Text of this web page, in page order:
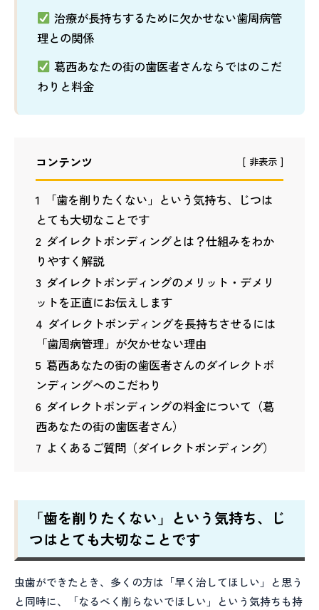
治療が長持ちするために欠かせない歯周病管
理との関係
葛西あなたの街の歯医者さんならではのこだ
わりと料金
コンテンツ 非表示
1
「歯を削りたくない」という気持ち、じつは
とても大切なことです
2 ダイレクトボンディングとは？仕組みをわか
りやすく解説
3 ダイレクトボンディングのメリット・デメリ
ットを正直にお伝えします
4 ダイレクトボンディングを長持ちさせるには
「歯周病管理」が欠かせない理由
5 葛西あなたの街の歯医者さんのダイレクトボ
ンディングへのこだわり
6 ダイレクトボンディングの料金について（葛
西あなたの街の歯医者さん）
7 よくあるご質問（ダイレクトボンディング）
「歯を削りたくない」という気持ち、じ
つはとても大切なことです
虫歯ができたとき、多くの方は「早く治してほしい」と思う
と同時に、「なるべく削らないでほしい」という気持ちも持